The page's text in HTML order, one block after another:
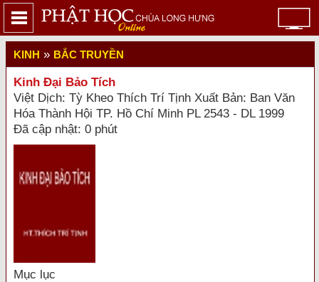
KINH » BẮC TRUYỀN
Kinh Đại Bảo Tích
Việt Dịch: Tỳ Kheo Thích Trí Tịnh Xuất Bản: Ban Văn
Hóa Thành Hội TP. Hồ Chí Minh PL 2543 - DL 1999
Đã cập nhật: 0 phút
Mục lục